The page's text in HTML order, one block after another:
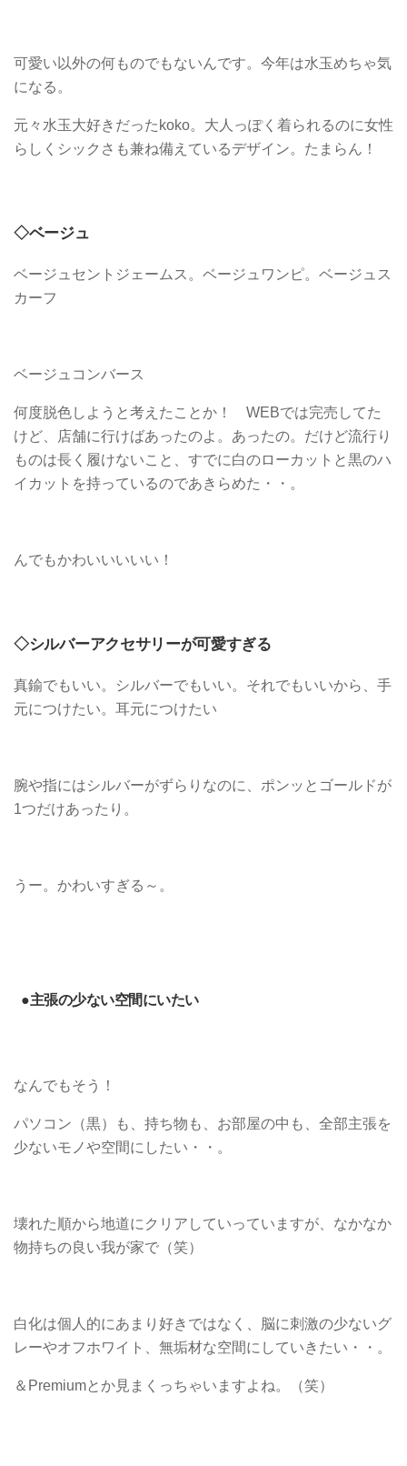
可愛い以外の何ものでもないんです。今年は水玉めちゃ気
になる。
元々水玉大好きだったkoko。大人っぽく着られるのに女性
らしくシックさも兼ね備えているデザイン。たまらん！
◇ベージュ
ベージュセントジェームス。ベージュワンピ。ベージュス
カーフ
ベージュコンバース
何度脱色しようと考えたことか！ WEBでは完売してた
けど、店舗に行けばあったのよ。あったの。だけど流行り
ものは長く履けないこと、すでに白のローカットと黒のハ
イカットを持っているのであきらめた・・。
んでもかわいいいいい！
◇シルバーアクセサリーが可愛すぎる
真鍮でもいい。シルバーでもいい。それでもいいから、手
元につけたい。耳元につけたい
腕や指にはシルバーがずらりなのに、ポンッとゴールドが
1つだけあったり。
うー。かわいすぎる～。
●主張の少ない空間にいたい
なんでもそう！
パソコン（黒）も、持ち物も、お部屋の中も、全部主張を
少ないモノや空間にしたい・・。
壊れた順から地道にクリアしていっていますが、なかなか
物持ちの良い我が家で（笑）
白化は個人的にあまり好きではなく、脳に刺激の少ないグ
レーやオフホワイト、無垢材な空間にしていきたい・・。
＆Premiumとか見まくっちゃいますよね。（笑）